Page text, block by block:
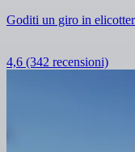
Goditi un giro in
4,6 (342 recensioni)